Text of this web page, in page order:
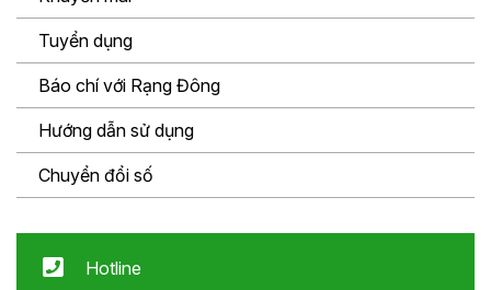
Tuyển dụng
Báo chí với Rạng Đông
Hướng dẫn sử dụng
Chuyển đổi số
Hotline